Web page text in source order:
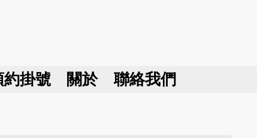
約掛號 關於 聯絡我們